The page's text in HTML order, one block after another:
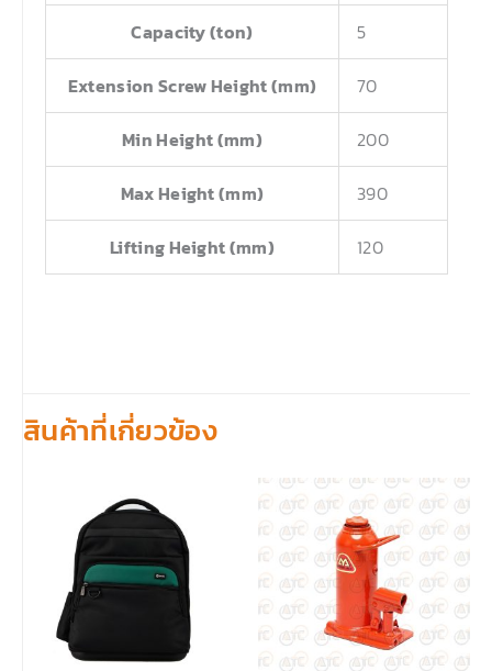
Capacity (ton) 5
Extension Screw Height (mm) 70
Min Height (mm) 200
Max Height (mm) 390
Lifting Height (mm) 120
สินค้าที่เกี่ยวข้อง